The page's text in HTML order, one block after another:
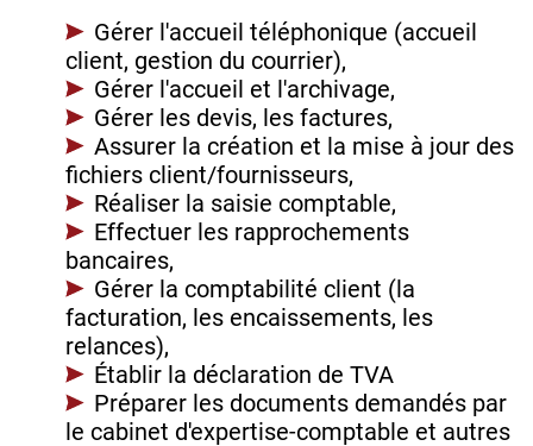
Gérer l'accueil téléphonique (accueil
client, gestion du courrier),
Gérer l'accueil et l'archivage,
Gérer les devis, les factures,
Assurer la création et la mise à jour des
fichiers client/fournisseurs,
Réaliser la saisie comptable,
Effectuer les rapprochements
bancaires,
Gérer la comptabilité client (la
facturation, les encaissements, les
relances),
Établir la déclaration de TVA
Préparer les documents demandés par
le cabinet d'expertise-comptable et autres